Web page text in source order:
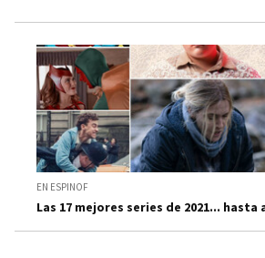
EN ESPINOF
Las 17 mejores series de 2021... hasta